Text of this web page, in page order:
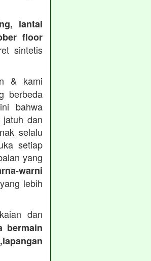
lantai
floor
sintetis
& kami
berbeda
bahwa
dan
selalu
setiap
yang
warni
lebih
dan
bermain